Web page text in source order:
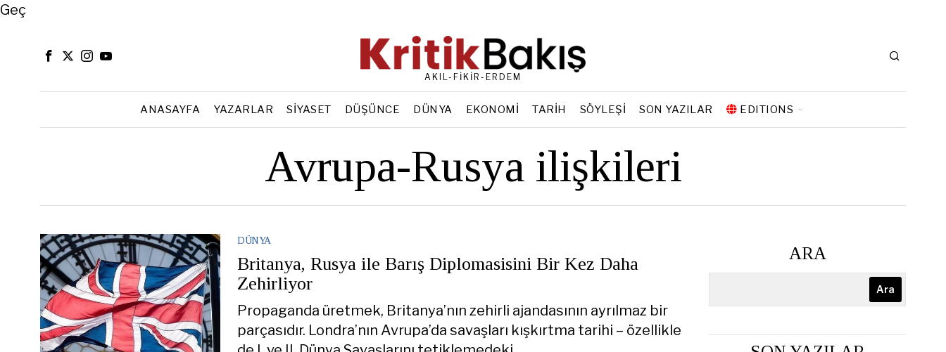
Close
Geç
AKIL-FİKİR-ERDEM
ANASAYFA YAZARLAR SIYASET DÜŞÜNCE DÜNYA EKONOMI TARIH SÖYLEŞI SON YAZILAR EDITIONS
Avrupa-Rusya ilişkileri
DÜNYA
Britanya, Rusya ile Barış Diplomasisini Bir Kez Daha
Zehirliyor
Propaganda üretmek, Britanya’nın zehirli ajandasının ayrılmaz bir
parçasıdır. Londra’nın Avrupa’da savaşları kışkırtma tarihi – özellikle
ARA
Ara